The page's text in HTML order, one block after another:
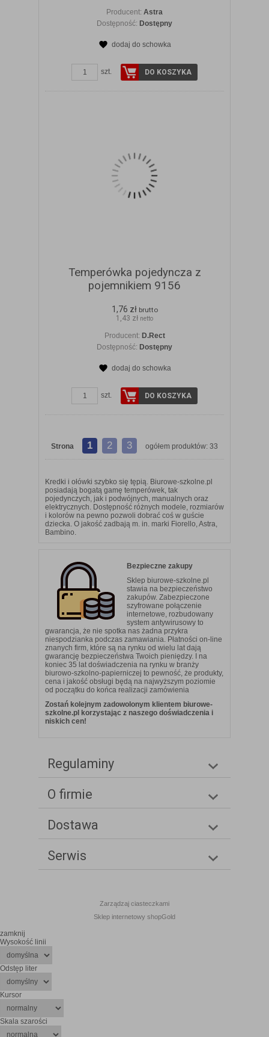
Producent: Astra
Dostępność: Dostępny
dodaj do schowka
szt. DO KOSZYKA
Temperówka pojedyncza z
pojemnikiem 9156
1,76 zł brutto
1,43 zł netto
Producent: D.Rect
Dostępność: Dostępny
dodaj do schowka
szt. DO KOSZYKA
Strona 1 2 3 ogółem produktów: 33
Kredki i ołówki szybko się tępią. Biurowe-szkolne.pl
posiadają bogatą gamę temperówek, tak
pojedynczych, jak i podwójnych, manualnych oraz
elektrycznych. Dostępność różnych modele, rozmiarów
i kolorów na pewno pozwoli dobrać coś w guście
dziecka. O jakość zadbają m. in. marki Fiorello, Astra,
Bambino.
Bezpieczne zakupy
Sklep biurowe-szkolne.pl
stawia na bezpieczeństwo
zakupów. Zabezpieczone
szyfrowane połączenie
internetowe, rozbudowany
system antywirusowy to
gwarancja, że nie spotka nas żadna przykra
niespodzianka podczas zamawiania. Płatności on-line
znanych firm, które są na rynku od wielu lat dają
gwarancję bezpieczeństwa Twoich pieniędzy. I na
koniec 35 lat doświadczenia na rynku w branży
biurowo-szkolno-papierniczej to pewność, że produkty,
cena i jakość obsługi będą na najwyższym poziomie
od początku do końca realizacji zamówienia
Zostań kolejnym zadowolonym klientem biurowe-
szkolne.pl korzystając z naszego doświadczenia i
niskich cen!
Regulaminy
O firmie
Dostawa
Serwis
Zarządzaj ciasteczkami
Sklep internetowy shopGold
zamknij
Wysokość linii
Odstęp liter
Kursor
Skala szarości